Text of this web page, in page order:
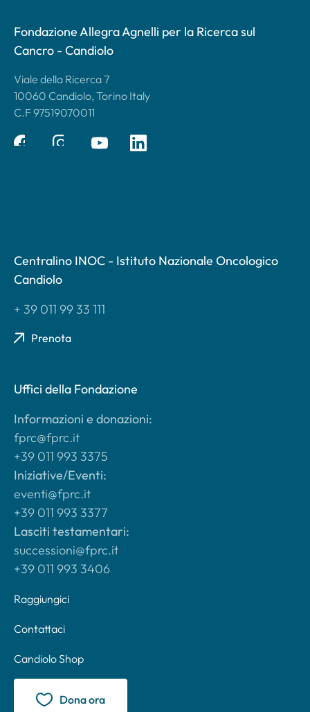
Fondazione Allegra Agnelli per la Ricerca sul
Cancro - Candiolo
Viale della Ricerca 7
10060 Candiolo, Torino Italy
C.F 97519070011
Centralino INOC - Istituto Nazionale Oncologico
Candiolo
+ 39 011 99 33 111
Prenota
Uffici della Fondazione
Informazioni e donazioni:
fprc@fprc.it
+39 011 993 3375
Iniziative/Eventi:
eventi@fprc.it
+39 011 993 3377
Lasciti testamentari:
successioni@fprc.it
+39 011 993 3406
Raggiungici
Contattaci
Candiolo Shop
Dona ora